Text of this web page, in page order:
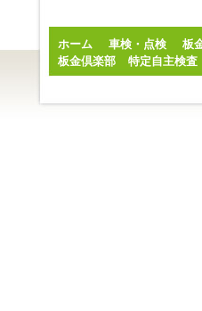
ホーム 車検・点検 板
板金倶楽部
特定自主検査